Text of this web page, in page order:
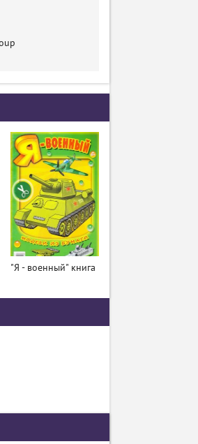
"Я - военный" книга